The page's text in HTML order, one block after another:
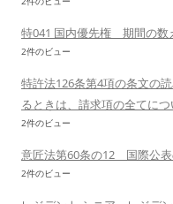
特041 国内優先権 期間の数
2件のビュー
特許法126条第4項の条文の
るときは、請求項の全てに
2件のビュー
意匠法第60条の12 国際公
2件のビュー